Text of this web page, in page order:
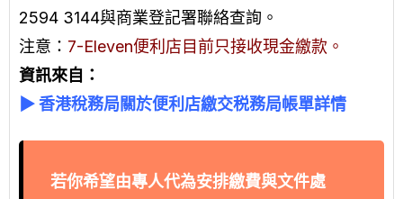
2594 3144與商業登記署聯絡查詢。
注意： 7-Eleven便利店目前只接收現金繳款。
資訊來自：
▶香港稅務局關於便利店繳交税務局帳單詳情
若你希望由專人代為安排繳費與文件處